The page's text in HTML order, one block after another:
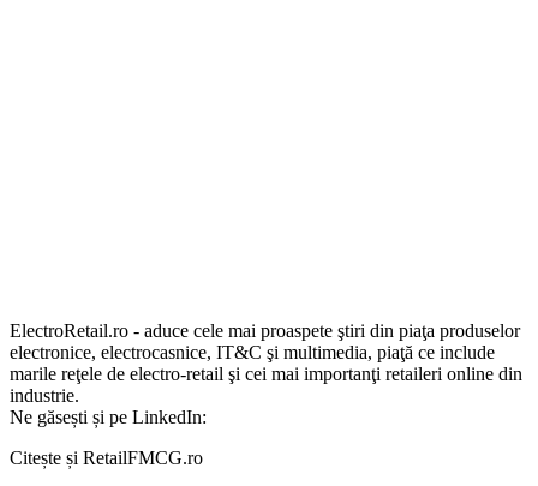
ElectroRetail.ro - aduce cele mai proaspete ştiri din piaţa produselor
electronice, electrocasnice, IT&C şi multimedia, piaţă ce include
marile reţele de electro-retail şi cei mai importanţi retaileri online din
industrie.
Ne găsești și pe LinkedIn:
Citește și RetailFMCG.ro